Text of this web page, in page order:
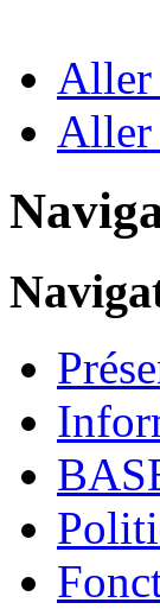
Aller
Aller